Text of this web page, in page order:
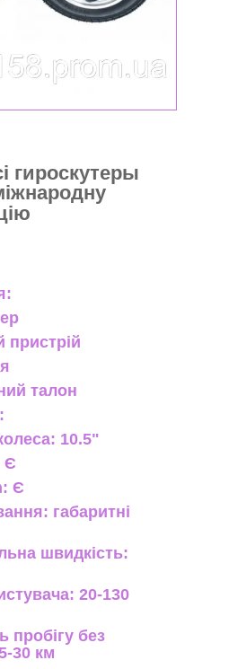
гироскутеры
пристрій
талон
10.5"
Є
Є
габаритні
швидкість:
20-130
пробігу без
30 км